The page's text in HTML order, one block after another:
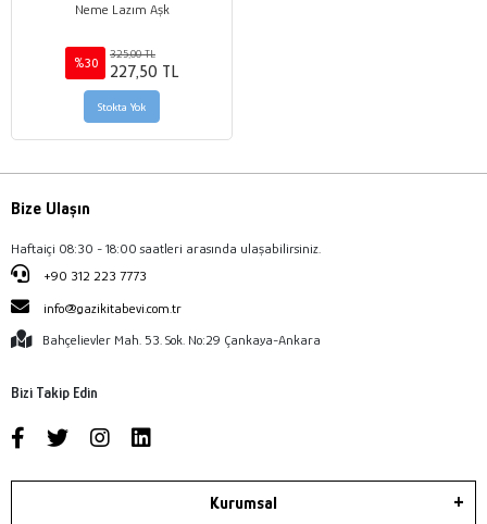
Neme Lazım Aşk
%30
325,00 TL
227,50 TL
Stokta Yok
Bize Ulaşın
Haftaiçi 08:30 - 18:00 saatleri arasında ulaşabilirsiniz.
+90 312 223 7773
info@gazikitabevi.com.tr
Bahçelievler Mah. 53. Sok. No:29 Çankaya-Ankara
Bizi Takip Edin
Kurumsal